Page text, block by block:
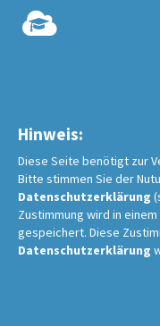
Hinweis:
Diese Seite benötigt zur
Bitte stimmen Sie der
Datenschutzerklärung
Zustimmung wird in
gespeichert. Diese
Datenschutzerklärung